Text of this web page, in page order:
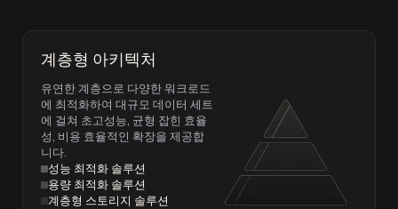
계층형 아키텍처
유연한 계층으로 다양한 워크로드
에 최적화하여 대규모 데이터 세트
에 걸쳐 초고성능, 균형 잡힌 효율
성, 비용 효율적인 확장을 제공합
니다.
성능 최적화 솔루션
용량 최적화 솔루션
계층형 스토리지 솔루션